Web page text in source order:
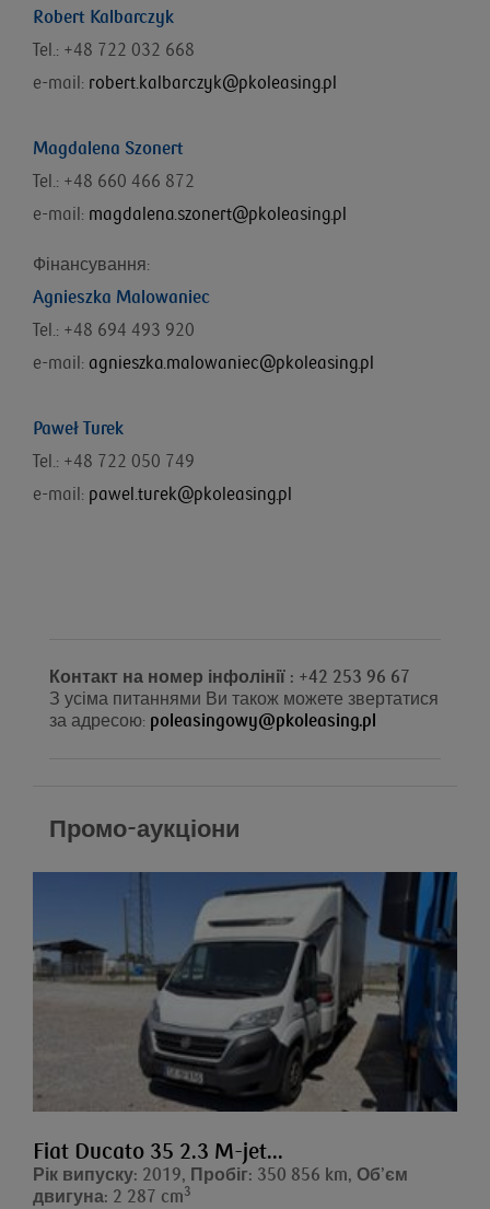
Robert Kalbarczyk
Tel.: +48 722 032 668
e-mail: robert.kalbarczyk@pkoleasing.pl
Magdalena Szonert
Tel.: +48 660 466 872
e-mail: magdalena.szonert@pkoleasing.pl
Фінансування:
Agnieszka Malowaniec
Tel.: +48 694 493 920
e-mail: agnieszka.malowaniec@pkoleasing.pl
Paweł Turek
Tel.: +48 722 050 749
e-mail: pawel.turek@pkoleasing.pl
Контакт на номер інфолінії : +42 253 96 67
З усіма питаннями Ви також можете звертатися
за адресою: poleasingowy@pkoleasing.pl
Промо-аукціони
Fiat Ducato 35 2.3 M-jet...
Рік випуску: 2019, Пробіг: 350 856 km, Об’єм
двигуна: 2 287 cm3